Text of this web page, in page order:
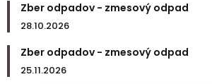
Zber odpadov - zmesový odpad
28.10.2026
Zber odpadov - zmesový odpad
25.11.2026